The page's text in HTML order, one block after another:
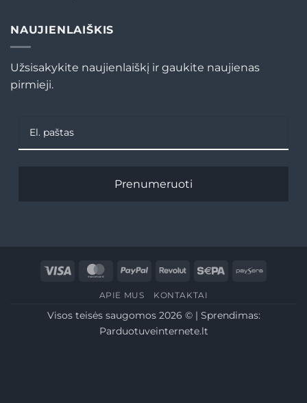
NAUJIENLAIŠKIS
Užsisakykite naujienlaiškį ir gaukite naujienas
pirmieji.
Prenumeruoti
Visa MasterCardPayPal Revolut Sepa Paysera
APIE MUS KONTAKTAI
Visos teisės saugomos 2026 © | Sprendimas:
Parduotuveinternete.lt